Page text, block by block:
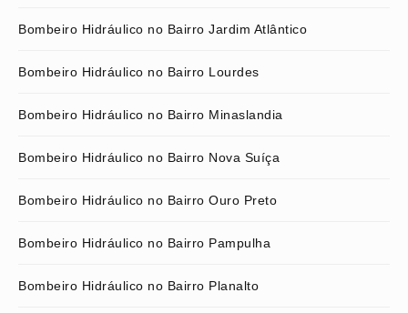
Bombeiro Hidráulico no Bairro Jardim Atlântico
Bombeiro Hidráulico no Bairro Lourdes
Bombeiro Hidráulico no Bairro Minaslandia
Bombeiro Hidráulico no Bairro Nova Suíça
Bombeiro Hidráulico no Bairro Ouro Preto
Bombeiro Hidráulico no Bairro Pampulha
Bombeiro Hidráulico no Bairro Planalto